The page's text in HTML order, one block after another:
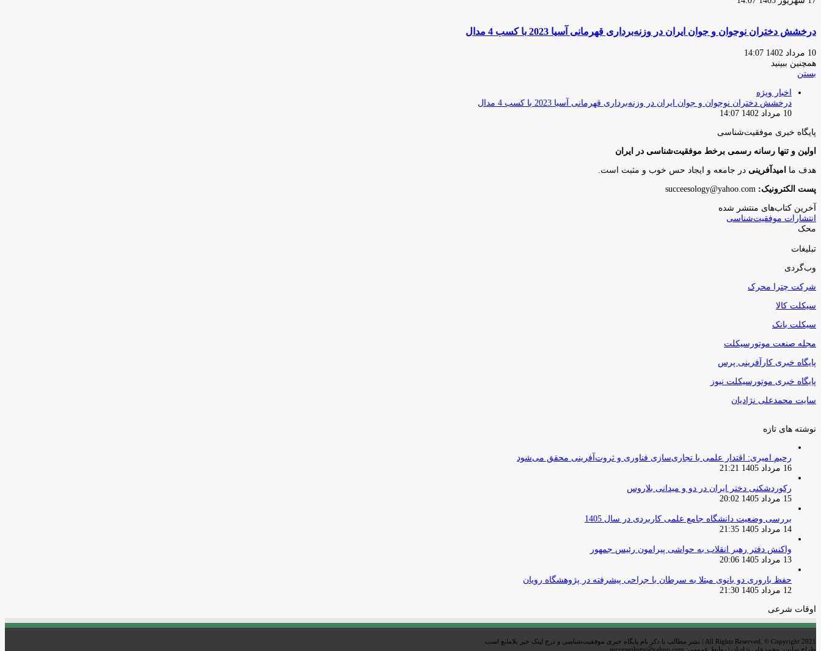
درخشش دختران نوجوان و جوان ایران در وزنه‌برداری قهرمانی آسیا 2023 با کسب 4 مدال
10 مرداد 1402 14:07
همچنین ببینید
بستن
اخبار ویژه
درخشش دختران نوجوان و جوان ایران در وزنه‌برداری قهرمانی آسیا 2023 با کسب 4 مدال
10 مرداد 1402 14:07
پایگاه‌ خبری موفقیت‌شناسی
اولین و تنها رسانه رسمی برخط موفقیت‌شناسی در ایران
هدف ما امیدآفرینی در جامعه و ایجاد حس خوب و مثبت است.
پست الکترونیک:
آخرین کتاب‌های منتشر شده
انتشارات موفقیت‌شناسی
محک
تبلیغات
وب‌گردی
شرکت چترا محرک
سیکلت کالا
سیکلت بانک
مجله صنعت موتورسیکلت
پایگاه خبری کارآفرینی پرس
پایگاه خبری موتورسیکلت نیوز
سایت محمدعلی نژادیان
نوشته های تازه
رحیم امیری: اقتدار علمی با تجاری‌سازی فناوری و ثروت‌آفرینی محقق می‌شود
16 مرداد 1405 21:21
رکوردشکنی دختر ایران در دو و میدانی بلاروس
15 مرداد 1405 20:02
بررسی وضعیت دانشگاه جامع علمی کاربردی در سال 1405
14 مرداد 1405 21:35
واکنش دفتر رهبر انقلاب به حواشی پیرامون رئیس جمهور
13 مرداد 1405 20:06
حفظ باروری دو بانوی مبتلا به سرطان با جراحی پیشرفته در پژوهشگاه رویان
12 مرداد 1405 21:30
اوقات شرعی
All Rights Reserved, © Copyright 2021 | نشر مطالب با ذکر نام پایگاه خبری موفقیت‌شناسی و درج لینک خبر بلامانع است
طراح سایت: محمدعلی نژادیان | روابط عمومی: successology@yahoo.com